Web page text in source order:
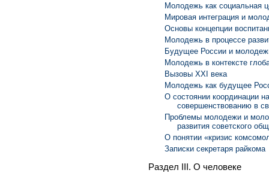
Молодежь как социальная
Мировая интеграция и
Основы концепции
Молодежь в процессе
Будущее России и
Молодежь в контексте
Вызовы XXI века
Молодежь как будущее
О состоянии координации
совершенствованию в
Проблемы молодежи и
развития советского
О понятии «кризис
Записки секретаря райкома
Раздел III. О человеке